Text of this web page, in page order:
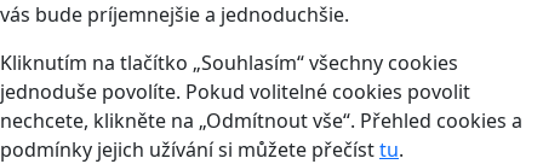
vás bude príjemnejšie a jednoduchšie.
Kliknutím na tlačítko „Souhlasím“ všechny cookies
jednoduše povolíte. Pokud volitelné cookies povolit
nechcete, klikněte na „Odmítnout vše“. Přehled cookies a
podmínky jejich užívání si můžete přečísttu.